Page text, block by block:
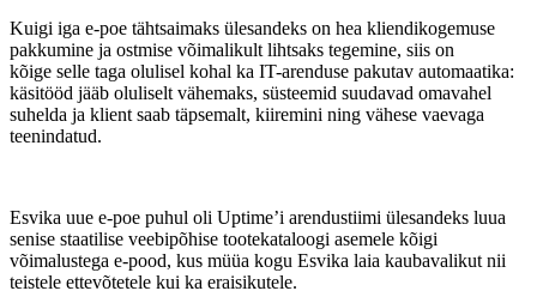
Kuigi iga e-poe tähtsaimaks ülesandeks on hea kliendikogemuse
pakkumine ja ostmise võimalikult lihtsaks tegemine, siis on
kõige selle taga olulisel kohal ka IT-arenduse pakutav automaatika:
käsitööd jääb oluliselt vähemaks, süsteemid suudavad omavahel
suhelda ja klient saab täpsemalt, kiiremini ning vähese vaevaga
teenindatud.
Esvika uue e-poe puhul oli Uptime’i arendustiimi ülesandeks luua
senise staatilise veebipõhise tootekataloogi asemele kõigi
võimalustega e-pood, kus müüa kogu Esvika laia kaubavalikut nii
teistele ettevõtetele kui ka eraisikutele.